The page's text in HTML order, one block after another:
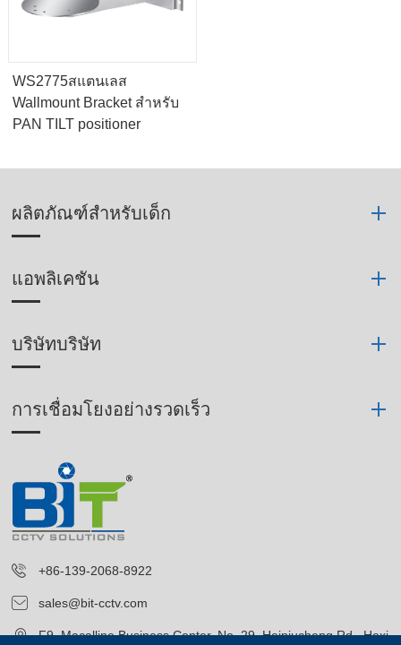
WS2775สแตนเลส
Wallmount Bracket สำหรับ
PAN TILT positioner
ผลิตภัณฑ์สำหรับเด็ก
แอพลิเคชัน
บริษัทบริษัท
การเชื่อมโยงอย่างรวดเร็ว
+86-139-2068-8922
sales@bit-cctv.com
F9, Macalline Business Center, No. 29, Heiniucheng Rd., Hexi